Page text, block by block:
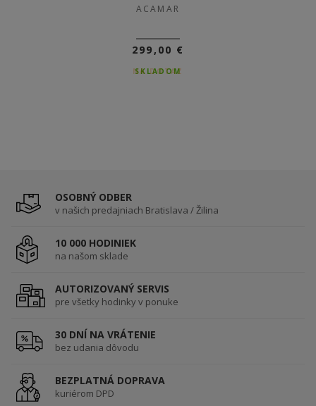
ACAMAR
299,00 €
NA DOTAZ
ACAMAR
299,00 €
SKLADOM
OSOBNÝ ODBER
v našich predajniach Bratislava / Žilina
10 000 HODINIEK
na našom sklade
AUTORIZOVANÝ SERVIS
pre všetky hodinky v ponuke
30 DNÍ NA VRÁTENIE
bez udania dôvodu
BEZPLATNÁ DOPRAVA
kuriérom DPD